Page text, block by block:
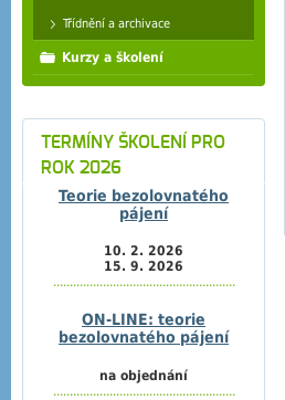
Třídnění a archivace
Kurzy a školení
TERMÍNY ŠKOLENÍ PRO
ROK 2026
Teorie bezolovnatého
pájení
10. 2. 2026
15. 9. 2026
.......................................................
ON-LINE: teorie
bezolovnatého pájení
na objednání
.......................................................